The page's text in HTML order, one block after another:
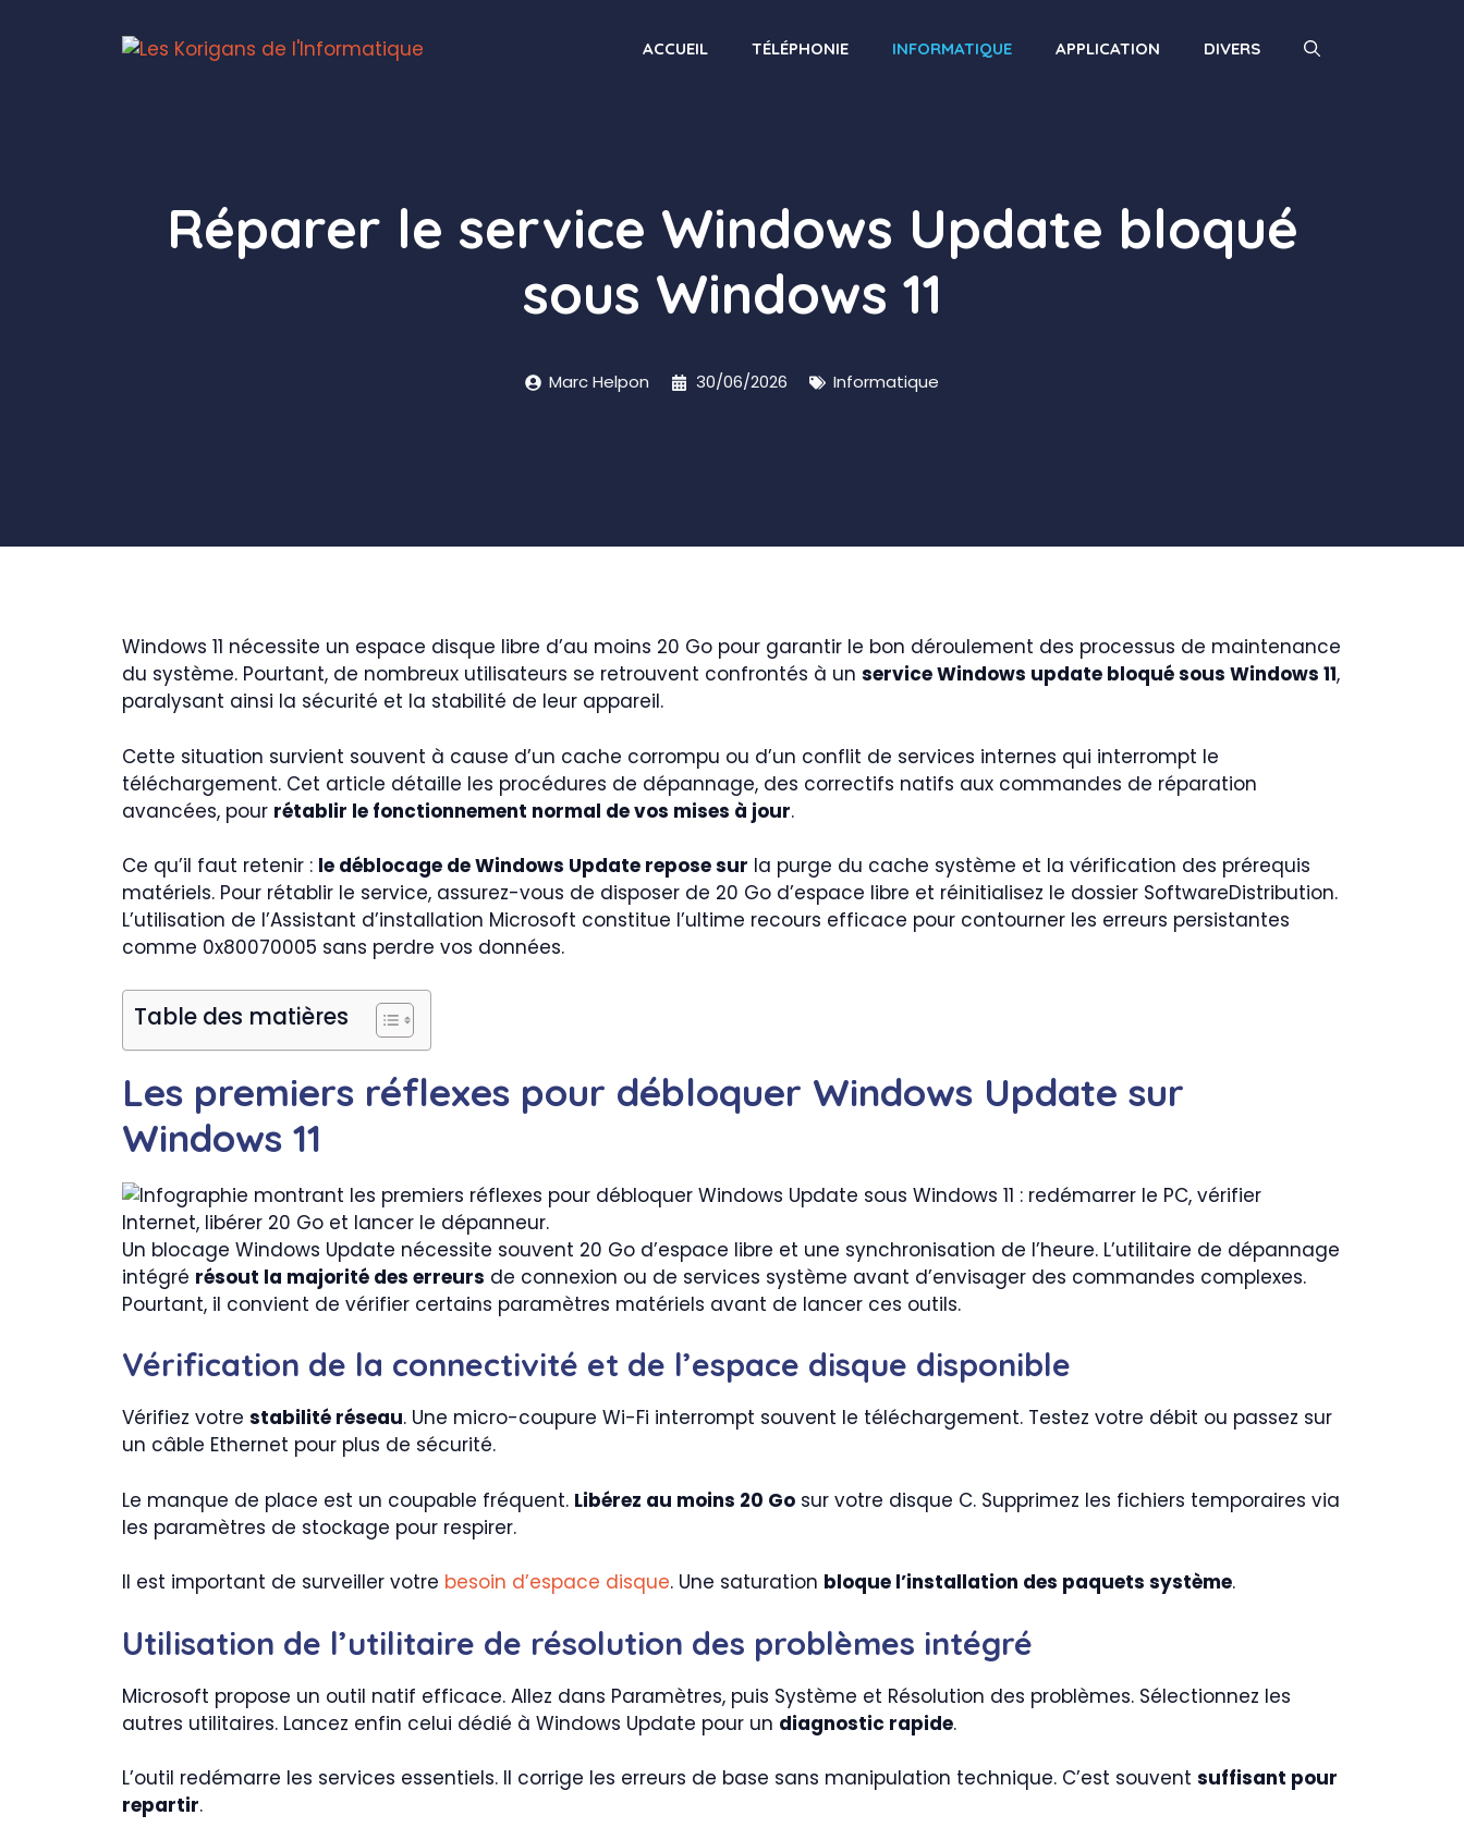
ACCUEIL TÉLÉPHONIE INFORMATIQUE APPLICATION DIVERS
Réparer le service Windows Update bloqué
sous Windows 11
Marc Helpon 30/06/2026 Informatique
Windows 11 nécessite un espace disque libre d’au moins 20 Go pour garantir le bon déroulement des processus de maintenance
du système. Pourtant, de nombreux utilisateurs se retrouvent confrontés à un service Windows update bloqué sous Windows 11,
paralysant ainsi la sécurité et la stabilité de leur appareil.
Cette situation survient souvent à cause d’un cache corrompu ou d’un conflit de services internes qui interrompt le
téléchargement. Cet article détaille les procédures de dépannage, des correctifs natifs aux commandes de réparation
avancées, pour rétablir le fonctionnement normal de vos mises à jour.
Ce qu’il faut retenir : le déblocage de Windows Update repose sur la purge du cache système et la vérification des prérequis
matériels. Pour rétablir le service, assurez-vous de disposer de 20 Go d’espace libre et réinitialisez le dossier SoftwareDistribution.
L’utilisation de l’Assistant d’installation Microsoft constitue l’ultime recours efficace pour contourner les erreurs persistantes
comme 0x80070005 sans perdre vos données.
Table des matières
Les premiers réflexes pour débloquer Windows Update sur
Windows 11
Un blocage Windows Update nécessite souvent 20 Go d’espace libre et une synchronisation de l’heure. L’utilitaire de dépannage
intégré résout la majorité des erreurs de connexion ou de services système avant d’envisager des commandes complexes.
Pourtant, il convient de vérifier certains paramètres matériels avant de lancer ces outils.
Vérification de la connectivité et de l’espace disque disponible
Vérifiez votre stabilité réseau. Une micro-coupure Wi-Fi interrompt souvent le téléchargement. Testez votre débit ou passez sur
un câble Ethernet pour plus de sécurité.
Le manque de place est un coupable fréquent. Libérez au moins 20 Go sur votre disque C. Supprimez les fichiers temporaires via
les paramètres de stockage pour respirer.
Il est important de surveiller votre besoin d’espace disque. Une saturation bloque l’installation des paquets système.
Utilisation de l’utilitaire de résolution des problèmes intégré
Microsoft propose un outil natif efficace. Allez dans Paramètres, puis Système et Résolution des problèmes. Sélectionnez les
autres utilitaires. Lancez enfin celui dédié à Windows Update pour un diagnostic rapide.
L’outil redémarre les services essentiels. Il corrige les erreurs de base sans manipulation technique. C’est souvent suffisant pour
repartir.